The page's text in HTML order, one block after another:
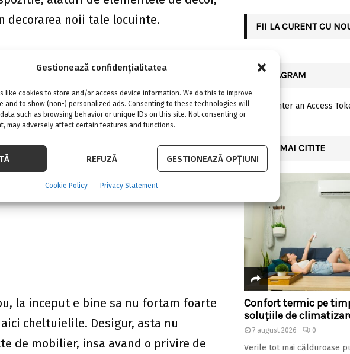
Gestionează confidențialitatea
like cookies to store and/or access device information. We do this to improve
and to show (non-) personalized ads. Consenting to these technologies will
such as browsing behavior or unique IDs on this site. Not consenting or
may adversely affect certain features and functions.
REFUZĂ GESTIONEAZĂ OPȚIUNI
Cookie Policy Privacy Statement
decorarea noii tale locuinte.
cheltuielile. Desigur, asta nu
de mobilier, insa avand o privire de
cu inventarul o vei imparti in trei
si de aruncat / donat.
sa iti stabilesti prioritatile. Chiar si
niste dulapuri pentru haine si alte
FII LA CURENT CU
INSTAGRAM
Please enter an Access
CELE MAI CITITE
Confort termic pe
soluțiile de
7 august 2026 0
Verile tot mai călduroase